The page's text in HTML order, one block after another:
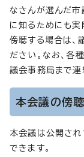
なさんが選んだ市
に知るためにも実
傍聴する場合は、
ださい。なお、各
議会事務局まで連
本会議の傍聴
本会議は公開され
できます。